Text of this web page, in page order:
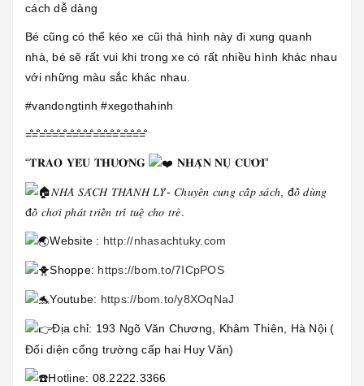
cách dễ dàng
Bé cũng có thể kéo xe cũi thả hình này đi xung quanh
nhà, bé sẽ rất vui khi trong xe có rất nhiều hình khác nhau
với những màu sắc khác nhau.
#vandongtinh #xegothahinh
=̐̈=̐̈=̐̈=̐̈=̐̈=̐̈=̐̈=̐̈=̐̈=̐̈=̐̈=̐̈=̐̈=̐̈=̐̈=̐̈=̐̈=̐̈
“𝐓𝐑𝐀𝐎 𝐘𝐄̂𝐔 𝐓𝐇𝐔̛𝐎̛𝐍𝐆 𝐍𝐇𝐀̣̂𝐍 𝐍𝐔̣ 𝐂𝐔̛𝐎̛̀𝐈”
𝑁𝐻𝐴̀ 𝑆𝐴́𝐶𝐻 𝑇𝐻𝐴̀𝑁𝐻 𝐿𝑌́- 𝐶ℎ𝑢𝑦𝑒̂𝑛 𝑐𝑢𝑛𝑔 𝑐𝑎̂́𝑝 𝑠𝑎́𝑐ℎ, đ𝑜̂̀ 𝑑𝑢̀𝑛𝑔
đ𝑜̂̀ 𝑐ℎ𝑜̛𝑖 𝑝ℎ𝑎́𝑡 𝑡𝑟𝑖𝑒̂̉𝑛 𝑡𝑟𝑖́ 𝑡𝑢𝑒̣̂ 𝑐ℎ𝑜 𝑡𝑟𝑒̉.
Website : http://nhasachtuky.com
Shoppe: https://bom.to/7ICpPOS
Youtube: https://bom.to/y8XOqNaJ
Địa chỉ: 193 Ngõ Văn Chương, Khâm Thiên, Hà Nội (
Đối diện cổng trường cấp hai Huy Văn)
Hotline: 08.2222.3366